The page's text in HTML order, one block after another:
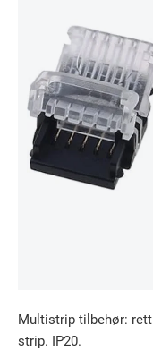
Multistrip tilbehør:
strip. IP20.